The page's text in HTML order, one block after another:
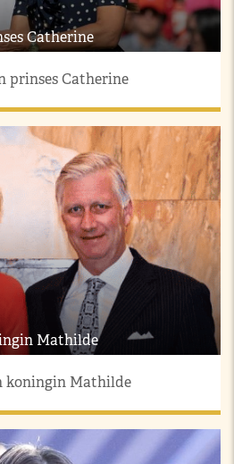
Catherine
prinses Catherine
Mathilde
koningin Mathilde